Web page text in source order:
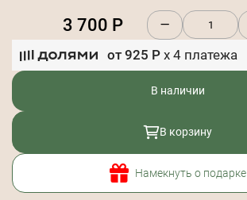
3 700 Р
от 925 Р x 4 платежа
В наличии
В корзину
Намекнуть о подарке